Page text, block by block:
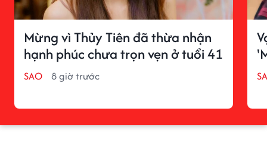
Mừng vì Thủy Tiên đã thừa nhận
hạnh phúc chưa trọn vẹn ở tuổi 41
SAO 8 giờ trước